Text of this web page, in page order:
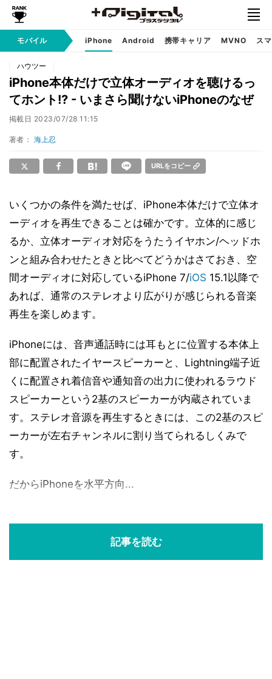
モバイル iPhone Android 携帯キャリア MVNO ス
ハウツー
iPhone本体だけで立体オーディオを聴けるっ
てホント!? - いまさら聞けないiPhoneのなぜ
掲載日 2023/07/28 11:15
著者： 海上忍
URLをコピー
いくつかの条件を満たせば、iPhone本体だけで立体オ
ーディオを再生できることは確かです。立体的に感じ
るか、立体オーディオ対応をうたうイヤホン/ヘッドホ
ンと組み合わせたときと比べてどうかはさておき、空
間オーディオに対応しているiPhone 7/iOS 15.1以降で
あれば、通常のステレオより広がりが感じられる音楽
再生を楽しめます。
iPhoneには、音声通話時には耳もとに位置する本体上
部に配置されたイヤースピーカーと、Lightning端子近
くに配置され着信音や通知音の出力に使われるラウド
スピーカーという2基のスピーカーが内蔵されていま
す。ステレオ音源を再生するときには、この2基のスピ
ーカーが左右チャンネルに割り当てられるしくみで
す。
だからiPhoneを水平方向...
記事を読む